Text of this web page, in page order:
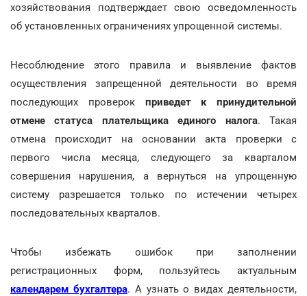
хозяйствования подтверждает свою осведомленность
об установленных ограничениях упрощенной системы.
Несоблюдение этого правила и выявление фактов
осуществления запрещенной деятельности во время
последующих проверок приведет к принудительной
отмене статуса плательщика единого налога. Такая
отмена происходит на основании акта проверки с
первого числа месяца, следующего за кварталом
совершения нарушения, а вернуться на упрощенную
систему разрешается только по истечении четырех
последовательных кварталов.
Чтобы избежать ошибок при заполнении
регистрационных форм, пользуйтесь актуальным
календарем бухгалтера. А узнать о видах деятельности,